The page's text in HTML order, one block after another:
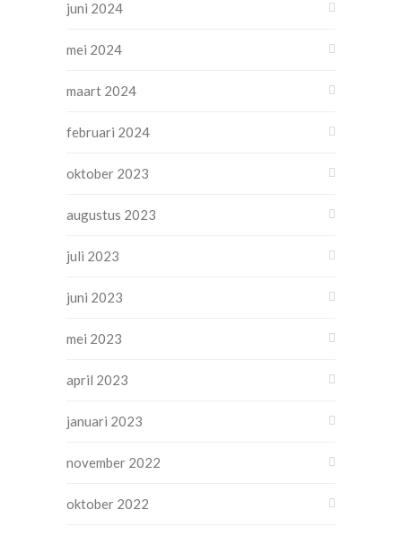
juni 2024
mei 2024
maart 2024
februari 2024
oktober 2023
augustus 2023
juli 2023
juni 2023
mei 2023
april 2023
januari 2023
november 2022
oktober 2022